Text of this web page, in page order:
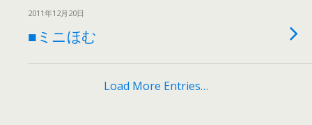
2011年12月20日
■ミニほむ
Load More Entries…